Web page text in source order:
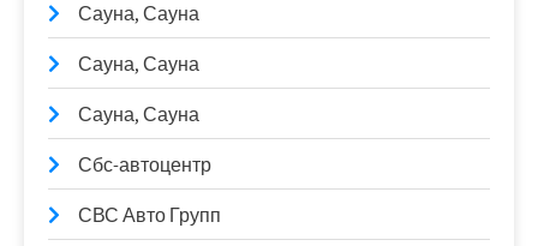
Сауна, Сауна
Сауна, Сауна
Сауна, Сауна
Сбс-автоцентр
СВС Авто Групп